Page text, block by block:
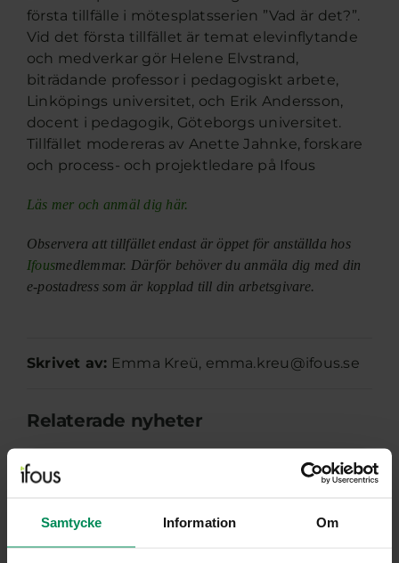
Samtycke Information Om
första tillfälle i mötesplatsserien ”Vad är det?”.
Vid det första tillfället är temat elevinflytande
och medverkar gör Helene Elvstrand,
biträdande professor i pedagogiskt arbete,
Linköpings universitet, och Erik Andersson,
docent i pedagogik, Göteborgs universitet.
Tillfället modereras av Anette Jahnke, forskare
och process- och projektledare på Ifous
Läs mer och anmäl dig här.
Observera att tillfället endast är öppet för anställda hos
Ifousmedlemmar. Därför behöver du anmäla dig med din
e-postadress som är kopplad till din arbetsgivare.
Skrivet av: Emma Kreü, emma.kreu@ifous.se
Relaterade nyheter